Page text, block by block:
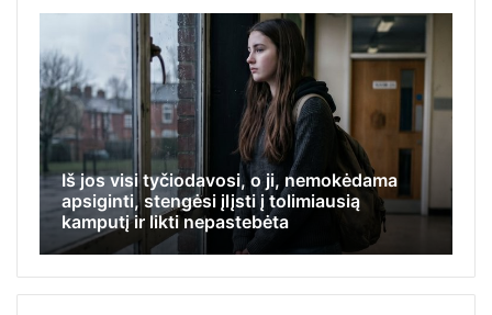
Iš jos visi tyčiodavosi, o ji, nemokėdama
apsiginti, stengėsi įlįsti į tolimiausią
kamputį ir likti nepastebėta